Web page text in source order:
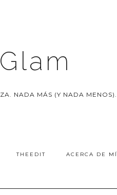
NADA MÁS (Y NADA MENOS).
THEEDIT ACERCA DE MÍ